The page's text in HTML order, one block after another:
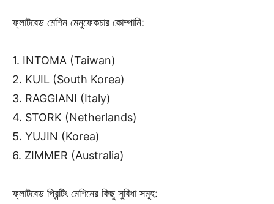
ফ্লাটবেড মেশিন মেনুফেকচার কোম্পানি:
1. INTOMA (Taiwan)
2. KUIL (South Korea)
3. RAGGIANI (Italy)
4. STORK (Netherlands)
5. YUJIN (Korea)
6. ZIMMER (Australia)
ফ্লাটবেড প্রিন্টিং মেশিনের কিছু সুবিধা সমূহ: